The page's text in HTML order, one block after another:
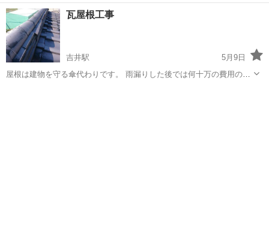
場 土間コンクリート アスファルト カーポート テラス ウッドデ
ッキ タイル タイルデッキ 門扉 門柱 ロックガーデン 石張り
ブロック フェン...
群馬 伊勢崎市 新伊勢崎駅
瓦屋根工事
吉井駅
5月9日
屋根は建物を守る傘代わりです。 雨漏りした後では何十万の費用の差